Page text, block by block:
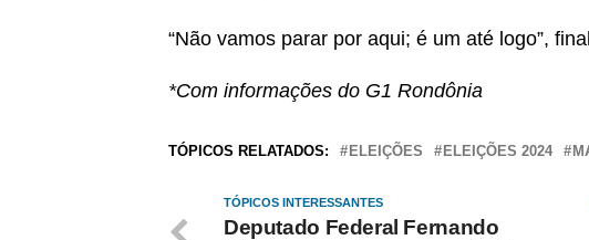
“Não vamos parar por aqui; é um até logo”,
*Com informações do G1 Rondônia
TÓPICOS RELATADOS: ELEIÇÕES ELEIÇÕES 2024
TÓPICOS INTERESSANTES
Deputado Federal Fernando